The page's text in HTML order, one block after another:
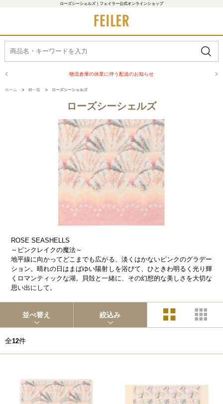
ローズシーシェルズ｜フェイラー公式オンラインショップ
商品配送に関するお知らせ
ホーム > 柄一覧 > ローズシーシェルズ
ローズシーシェルズ
ROSE SEASHELLS
～ピンクレイクの魔法～
地平線に向かってどこまでも広がる、淡くはかないピンクのグラデー
ション。晴れの日はまばゆい陽射しを浴びて、ひときわ明るく光り輝
くロマンティックな湖。貝殻と一緒に、その幻想的な美しさを大切な
思い出にして。
並べ替え 絞込み
全12件